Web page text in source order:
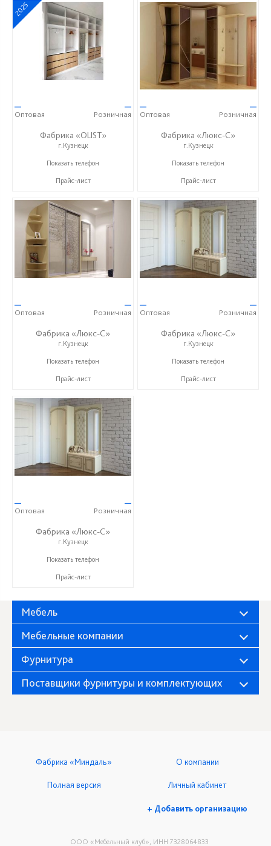
2025
—
Оптовая
—
Розничная
Фабрика «OLIST»
г.Кузнецк
+7 937 412 77 79
Показать телефон
Прайс-лист
—
Оптовая
—
Розничная
Фабрика «Люкс-С»
г.Кузнецк
+ 7 (999) 748-11-11
Показать телефон
Прайс-лист
—
Оптовая
—
Розничная
Фабрика «Люкс-С»
г.Кузнецк
+ 7 (999) 748-11-11
Показать телефон
Прайс-лист
—
Оптовая
—
Розничная
Фабрика «Люкс-С»
г.Кузнецк
+ 7 (999) 748-11-11
Показать телефон
Прайс-лист
—
Оптовая
—
Розничная
Фабрика «Люкс-С»
г.Кузнецк
+ 7 (999) 748-11-11
Показать телефон
Прайс-лист
Мебель
Мебельные компании
Фурнитура
Поставщики фурнитуры и комплектующих
ООО «Мебельный клуб», ИНН 7328064833
Фабрика «Миндаль» О компании
Полная версия Личный кабинет
+ Добавить организацию